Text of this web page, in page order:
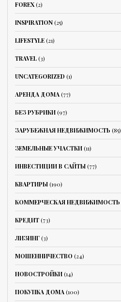
FOREX(2)
INSPIRATION(25)
LIFESTYLE(21)
TRAVEL(3)
UNCATEGORIZED (1)
АРЕНДА ДОМА(77)
БЕЗ РУБРИКИ(97)
ЗАРУБЕЖНАЯ НЕДВИЖИМОСТЬ (85)
ЗЕМЕЛЬНЫЕ УЧАСТКИ(11)
ИНВЕСТИЦИИ В САЙТЫ(77)
КВАРТИРЫ(190)
КОММЕРЧЕСКАЯ НЕДВИЖИМОСТЬ
КРЕДИТ(73)
ЛИЗИНГ(3)
МОШЕННИЧЕСТВО (24)
НОВОСТРОЙКИ(14)
ПОКУПКА ДОМА(100)